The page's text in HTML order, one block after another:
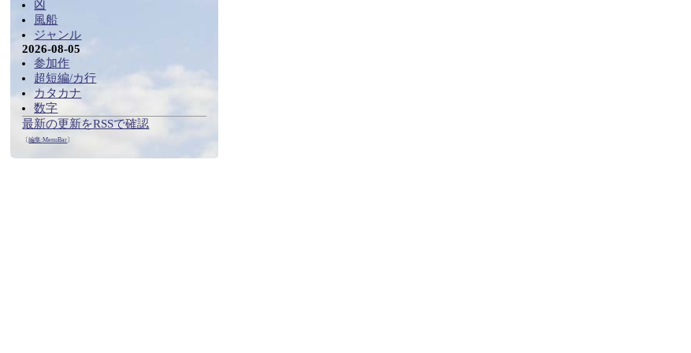
凶
風船
ジャンル
2026-08-05
参加作
超短編/カ行
カタカナ
数字
最新の更新をRSSで確認
〔編集:MenuBar〕